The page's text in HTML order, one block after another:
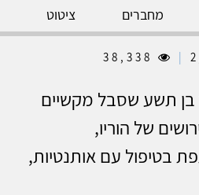
מחברים ציטוט
|
בן תשע שסבל מקשיים
של הוריו,
בטיפול עם אותנטיות,